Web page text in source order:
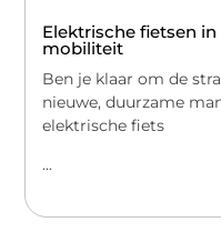
Elektrische fietsen
mobiliteit
Ben je klaar om de
nieuwe, duurzame
elektrische fiets
...